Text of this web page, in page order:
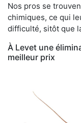
Nos pros se
chimiques, ce qui
difficulté, sitôt que
À Levet une
meilleur prix